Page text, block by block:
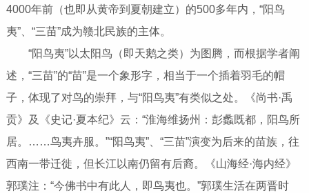
4000年前（也即从黄帝到夏朝建立）的500多年内，“阳鸟
夷”、“三苗”成为赣北民族的主体。
“阳鸟夷”以太阳鸟（即天鹅之类）为图腾，而根据学者阐
述，“三苗”的“苗”是一个象形字，相当于一个插着羽毛的帽
子，体现了对鸟的崇拜，与“阳鸟夷”有类似之处。《尚书·禹
贡》及《史记·夏本纪》云：“淮海维扬州：彭蠡既都，阳鸟所
居。……鸟夷卉服。”“阳鸟夷”、“三苗”演变为后来的苗族，往
西南一带迁徙，但长江以南仍留有后裔。《山海经·海内经》
郭璞注：“今佛书中有此人，即鸟夷也。”郭璞生活在两晋时